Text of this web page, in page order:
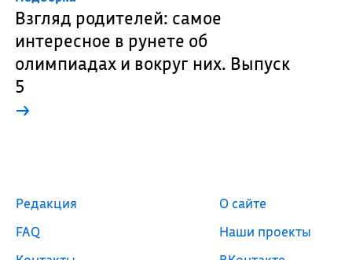
Взгляд родителей: самое
интересное в рунете об
олимпиадах и вокруг них. Выпуск
5
→
Редакция
FAQ
О сайте
Наши проекты